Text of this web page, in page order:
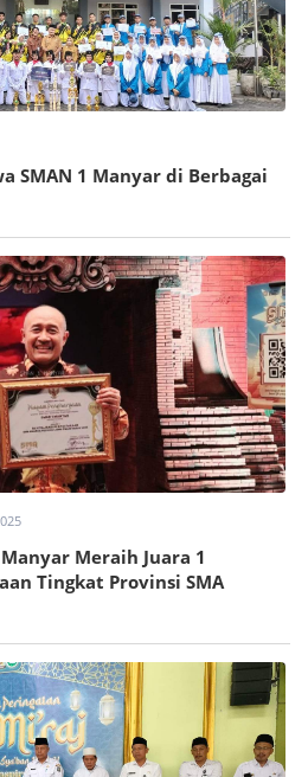
SMAN 1 Manyar di Berbagai
Meraih Juara 1
Tingkat Provinsi SMA